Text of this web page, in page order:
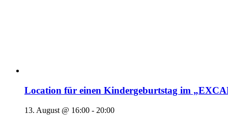
Location für einen Kindergeburtstag im
13. August @ 16:00 - 20:00